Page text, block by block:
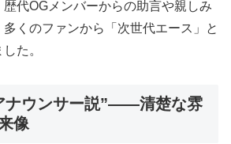
代OGメンバーからの助言や親しみ
くのファンから「次世代エース」と
た。
ナウンサー説”――清楚な雰
像